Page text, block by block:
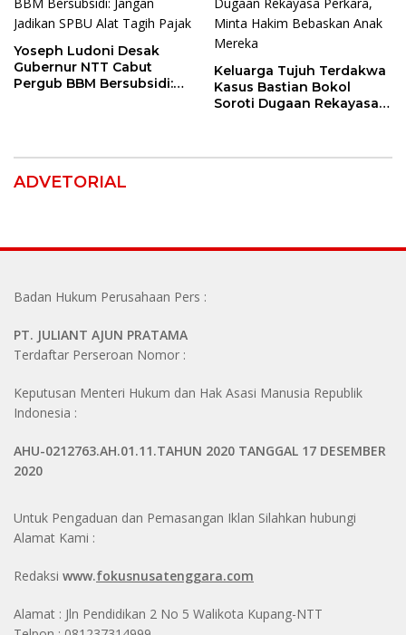
Yoseph Ludoni Desak
Gubernur NTT Cabut
Pergub BBM Bersubsidi:
Keluarga Tujuh Terdakwa
Kasus Bastian Bokol
Soroti Dugaan Rekayasa
ADVETORIAL
Badan Hukum Perusahaan Pers :
PT. JULIANT AJUN PRATAMA
Terdaftar Perseroan Nomor :
Keputusan Menteri Hukum dan Hak Asasi Manusia Republik
Indonesia :
AHU-0212763.AH.01.11.TAHUN 2020 TANGGAL 17 DESEMBER
2020
Untuk Pengaduan dan Pemasangan Iklan Silahkan hubungi
Alamat Kami :
Redaksi www.fokusnusatenggara.com
Alamat : Jln Pendidikan 2 No 5 Walikota Kupang-NTT